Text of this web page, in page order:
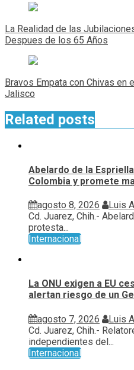
Navegación
de
entradas
La Realidad de las
Despues de los 65 Años
Bravos Empata con Chivas en
Jalisco
Related posts
Abelardo de la
Colombia y promete
agosto 8, 2026 Luis
Cd. Juarez, Chih.-
protesta...
Internacional
La ONU exigen a EU
alertan riesgo de un
agosto 7, 2026 Luis
Cd. Juarez, Chih.-
independientes del...
Internacional